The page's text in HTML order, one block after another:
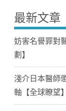
最新文章
妨害名譽罪對
劃】
淺介日本醫師
軸【全球瞭望】